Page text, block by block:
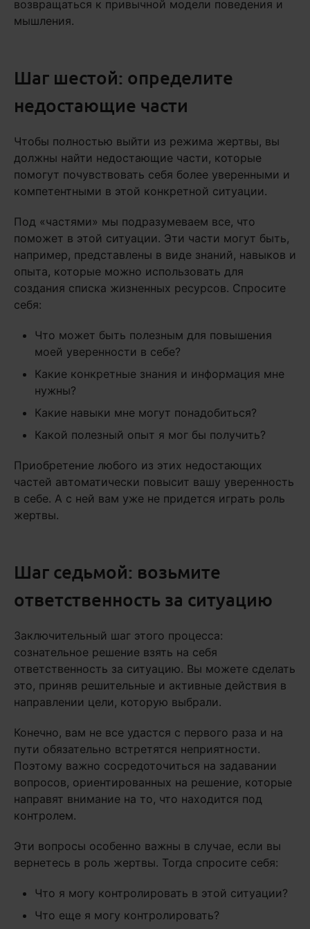
возвращаться к привычной модели поведения и
мышления.
Шаг шестой: определите
недостающие части
Чтобы полностью выйти из режима жертвы, вы
должны найти недостающие части, которые
помогут почувствовать себя более уверенными и
компетентными в этой конкретной ситуации.
Под «частями» мы подразумеваем все, что
поможет в этой ситуации. Эти части могут быть,
например, представлены в виде знаний, навыков и
опыта, которые можно использовать для
создания списка жизненных ресурсов. Спросите
себя:
Что может быть полезным для повышения
моей уверенности в себе?
Какие конкретные знания и информация мне
нужны?
Какие навыки мне могут понадобиться?
Какой полезный опыт я мог бы получить?
Приобретение любого из этих недостающих
частей автоматически повысит вашу уверенность
в себе. А с ней вам уже не придется играть роль
жертвы.
Шаг седьмой: возьмите
ответственность за ситуацию
Заключительный шаг этого процесса:
сознательное решение взять на себя
ответственность за ситуацию. Вы можете сделать
это, приняв решительные и активные действия в
направлении цели, которую выбрали.
Конечно, вам не все удастся с первого раза и на
пути обязательно встретятся неприятности.
Поэтому важно сосредоточиться на задавании
вопросов, ориентированных на решение, которые
направят внимание на то, что находится под
контролем.
Эти вопросы особенно важны в случае, если вы
вернетесь в роль жертвы. Тогда спросите себя:
Что я могу контролировать в этой ситуации?
Что еще я могу контролировать?